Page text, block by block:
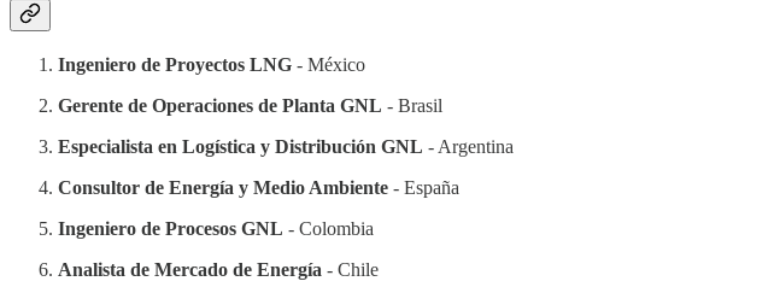
Ingeniero de Proyectos LNG - México
Gerente de Operaciones de Planta GNL - Brasil
Especialista en Logística y Distribución GNL - Argentina
Consultor de Energía y Medio Ambiente - España
Ingeniero de Procesos GNL - Colombia
Analista de Mercado de Energía - Chile